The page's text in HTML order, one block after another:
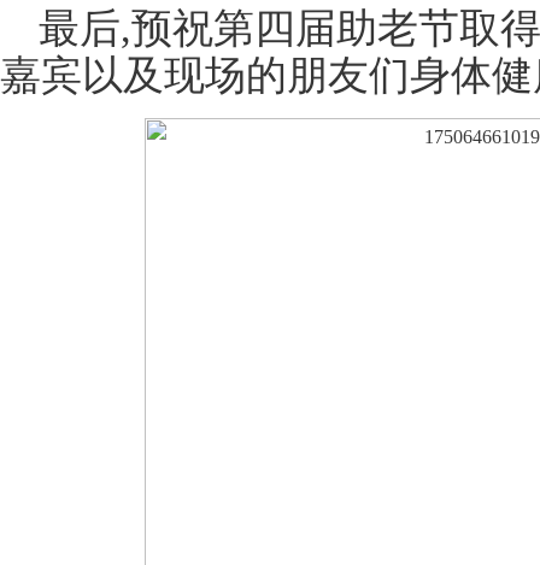
最后,预祝第四届助老节取
嘉宾以及现场的朋友们身体